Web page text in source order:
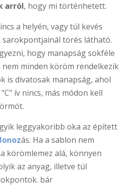
arról, hogy mi történhetett.
a helyén, vagy túl kevés
sarokpontjainál törés látható.
hogy manapság sokféle
minden köröm rendelkezik
is divatosak manapság, ahol
ív nincs, más módon kell
leggyakoribb oka az épített
ás. Ha a sablon nem
körömlemez alá, könnyen
az anyag, illetve túl
bár